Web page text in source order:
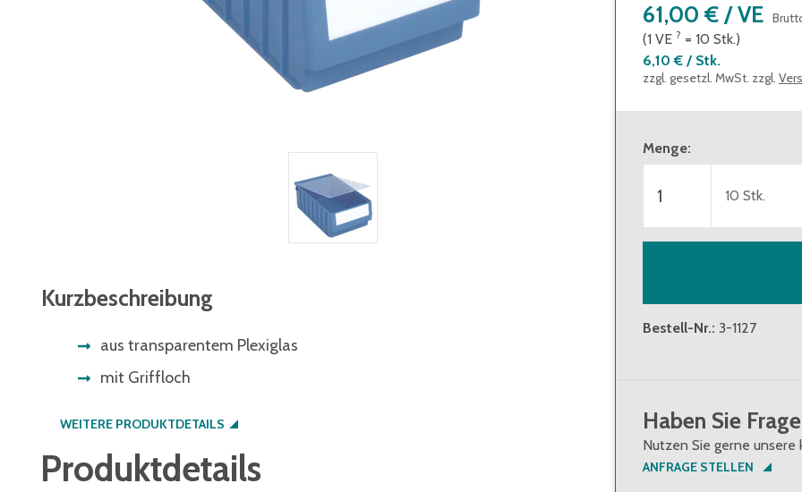
Kurzbeschreibung
aus transparentem Plexiglas
mit Griffloch
WEITERE PRODUKTDETAILS
Produktdetails
61,00 € /VE
(1 VE ? = 10 Stk.)
6,10 € / Stk.
zzgl. gesetzl. MwSt. zzgl.
Menge:
10 Stk.
Bestell-Nr.: 3-1127
Haben Sie
Nutzen Sie gerne unsere
ANFRAGE STELLEN